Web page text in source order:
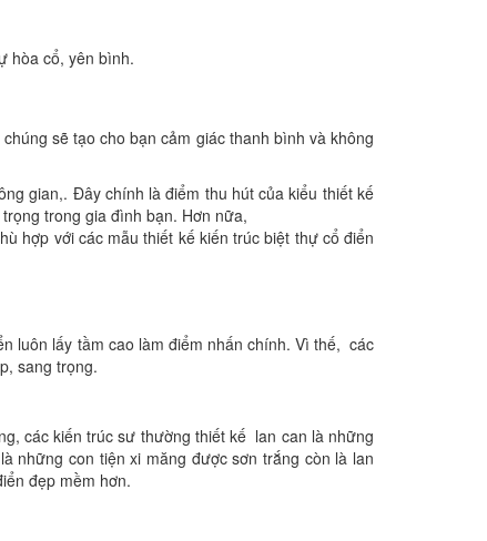
hòa cổ, yên bình.
sẽ tạo cho bạn cảm giác thanh bình và không
gian,. Đây chính là điểm thu hút của kiểu thiết kế
trong gia đình bạn. Hơn nữa,
hợp với các mẫu thiết kế kiến trúc biệt thự cổ điển
luôn lấy tầm cao làm điểm nhấn chính. Vì thế, các
sang trọng.
các kiến trúc sư thường thiết kế lan can là những
những con tiện xi măng được sơn trắng còn là lan
đẹp mềm hơn.